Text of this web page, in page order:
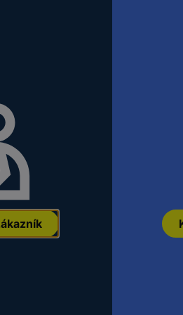
a pneumatická technika
400-D-5K-1M
D-5K-1M 2985642